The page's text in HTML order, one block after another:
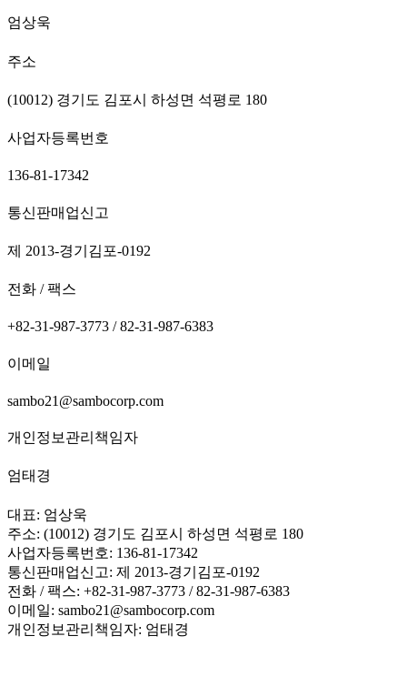
엄상욱
주소
(10012) 경기도 김포시 하성면 석평로 180
사업자등록번호
136-81-17342
통신판매업신고
제 2013-경기김포-0192
전화 / 팩스
+82-31-987-3773 / 82-31-987-6383
이메일
sambo21@sambocorp.com
개인정보관리책임자
엄태경
대표: 엄상욱
주소: (10012) 경기도 김포시 하성면 석평로 180
사업자등록번호: 136-81-17342
통신판매업신고: 제 2013-경기김포-0192
전화 / 팩스: +82-31-987-3773 / 82-31-987-6383
이메일: sambo21@sambocorp.com
개인정보관리책임자: 엄태경